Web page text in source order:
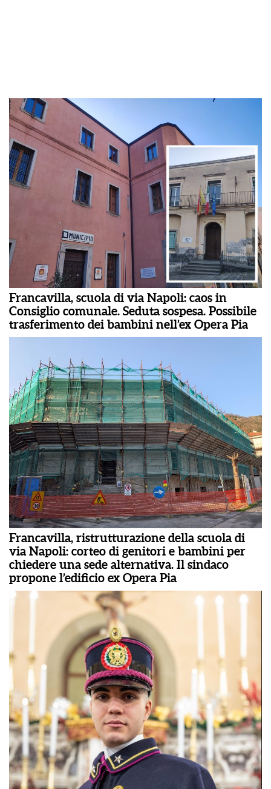
Francavilla, scuola di via Napoli: caos in
Consiglio comunale. Seduta sospesa. Possibile
trasferimento dei bambini nell’ex Opera Pia
Francavilla, ristrutturazione della scuola di
via Napoli: corteo di genitori e bambini per
chiedere una sede alternativa. Il sindaco
propone l’edificio ex Opera Pia